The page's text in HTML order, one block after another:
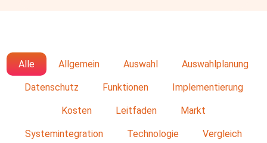
Allgemein Auswahl Auswahlplanung
Datenschutz Funktionen Implementierung
Kosten Leitfaden Markt
Systemintegration Technologie Vergleich
Alle